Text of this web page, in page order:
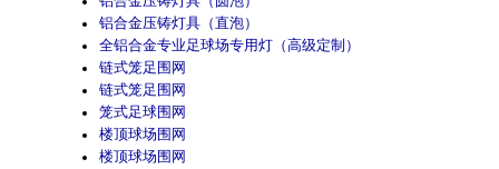
铝合金压铸灯具（直泡）
全铝合金专业足球场专用灯（高级定制）
链式笼足围网
链式笼足围网
笼式足球围网
楼顶球场围网
楼顶球场围网